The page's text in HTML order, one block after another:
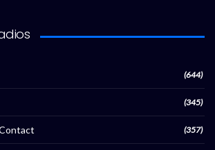
(644)
(345)
(357)